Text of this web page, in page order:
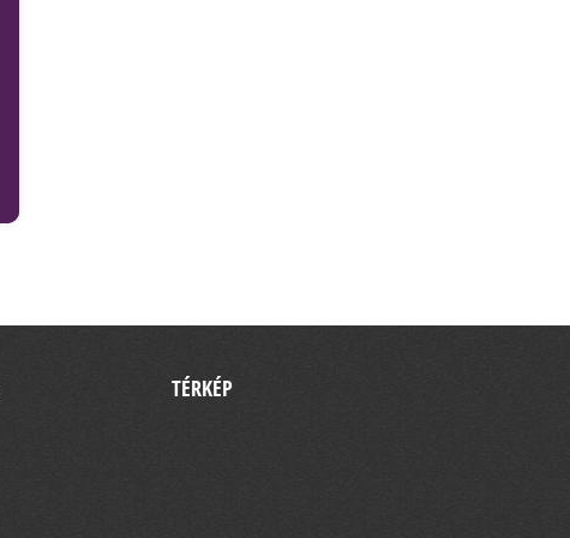
TÉRKÉP